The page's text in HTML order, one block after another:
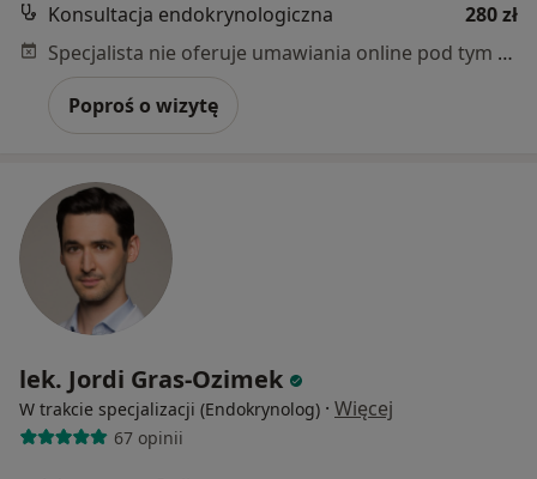
Konsultacja endokrynologiczna
280 zł
Specjalista nie oferuje umawiania online pod tym adresem.
Poproś o wizytę
lek. Jordi Gras-Ozimek
W trakcie specjalizacji (Endokrynolog) · Więcej
67 opinii